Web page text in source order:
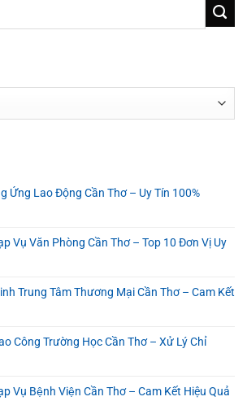
Ứng Lao Động Cần Thơ – Uy Tín 100%
Vụ Văn Phòng Cần Thơ – Top 10 Đơn Vị Uy
Trung Tâm Thương Mại Cần Thơ – Cam Kết
Công Trường Học Cần Thơ – Xử Lý Chỉ
Vụ Bệnh Viện Cần Thơ – Cam Kết Hiệu Quả